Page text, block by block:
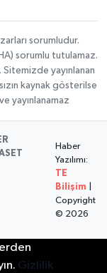
sorumludur.
sorumlu tutulamaz.
Sitemizde yayınlanan
kaynak gösterilse
yayınlanamaz
Haber
Yazılımı:
TE
Bilişim
Copyright
© 2026
Gizlilik